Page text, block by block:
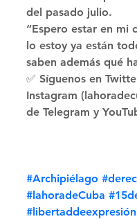
del pasado julio.
“Espero estar en mi
lo estoy ya están
saben además qué
✅ Síguenos en
Instagram
de Telegram y
#Archipiélago
#lahoradeCuba
#libertaddeexpresión